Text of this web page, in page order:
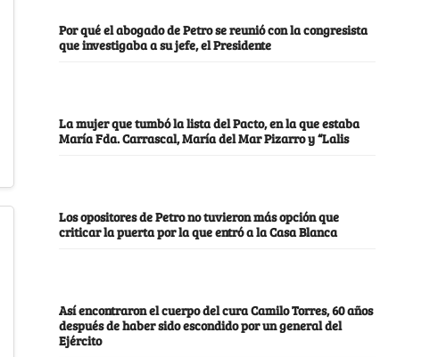
Por qué el abogado de Petro se reunió con la congresista
que investigaba a su jefe, el Presidente
La mujer que tumbó la lista del Pacto, en la que estaba
María Fda. Carrascal, María del Mar Pizarro y “Lalis
Los opositores de Petro no tuvieron más opción que
criticar la puerta por la que entró a la Casa Blanca
Así encontraron el cuerpo del cura Camilo Torres, 60 años
después de haber sido escondido por un general del
Ejército